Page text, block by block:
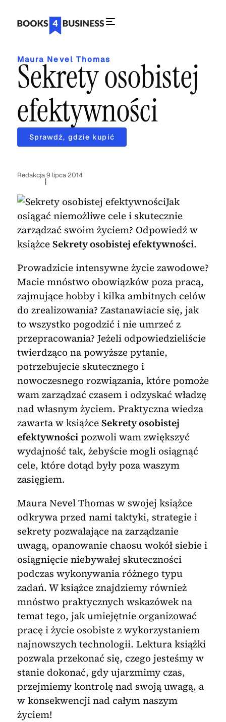
Maura Nevel Thomas
Sekrety osobistej
efektywności
Sprawdź, gdzie kupić
Redakcja9 lipca 2014
Jak
osiągać niemożliwe cele i skutecznie
zarządzać swoim życiem? Odpowiedź w
książceSekrety osobistej efektywności.
Prowadzicie intensywne życie zawodowe?
Macie mnóstwo obowiązków poza pracą,
zajmujące hobby i kilka ambitnych celów
do zrealizowania? Zastanawiacie się, jak
to wszystko pogodzić i nie umrzeć z
przepracowania? Jeżeli odpowiedzieliście
twierdząco na powyższe pytanie,
potrzebujecie skutecznego i
nowoczesnego rozwiązania, które pomoże
wam zarządzać czasem i odzyskać władzę
nad własnym życiem. Praktyczna wiedza
zawarta w książceSekrety osobistej
efektywnościpozwoli wam zwiększyć
wydajność tak, żebyście mogli osiągnąć
cele, które dotąd były poza waszym
zasięgiem.
Maura Nevel Thomas w swojej książce
odkrywa przed nami taktyki, strategie i
sekrety pozwalające na zarządzanie
uwagą, opanowanie chaosu wokół siebie i
osiągnięcie niebywałej skuteczności
podczas wykonywania różnego typu
zadań. W książce znajdziemy również
mnóstwo praktycznych wskazówek na
temat tego, jak umiejętnie organizować
pracę i życie osobiste z wykorzystaniem
najnowszych technologii. Lektura książki
pozwala przekonać się, czego jesteśmy w
stanie dokonać, gdy ujarzmimy czas,
przejmiemy kontrolę nad swoją uwagą, a
w konsekwencji nad całym naszym
życiem!